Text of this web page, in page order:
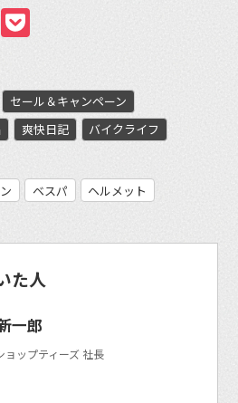
Line
セール＆キャンペーン
爽快日記
バイクライフ
ベスパ ヘルメット
た人
一郎
ョップティーズ 社長